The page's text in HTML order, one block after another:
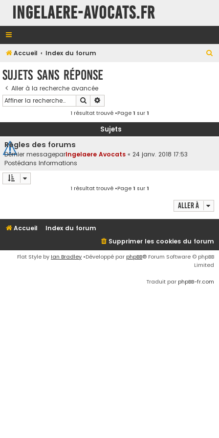
INGELAERE-AVOCATS.FR
Accueil Index du forum
Sujets sans réponse
Aller à la recherche avancée
Rechercher
1 résultat trouvé •Page1 sur1
Sujets
Règles des forums
Dernier messageparIngelaere Avocats « 24 janv. 2018 17:53
Postédans Informations
1 résultat trouvé •Page1 sur1
Aller à
Accueil
Index du forum
Supprimer les cookies du forum
Flat Style by Ian Bradley •Développé par phpBB® Forum Software © phpBB
Limited
Traduit par phpBB-fr.com